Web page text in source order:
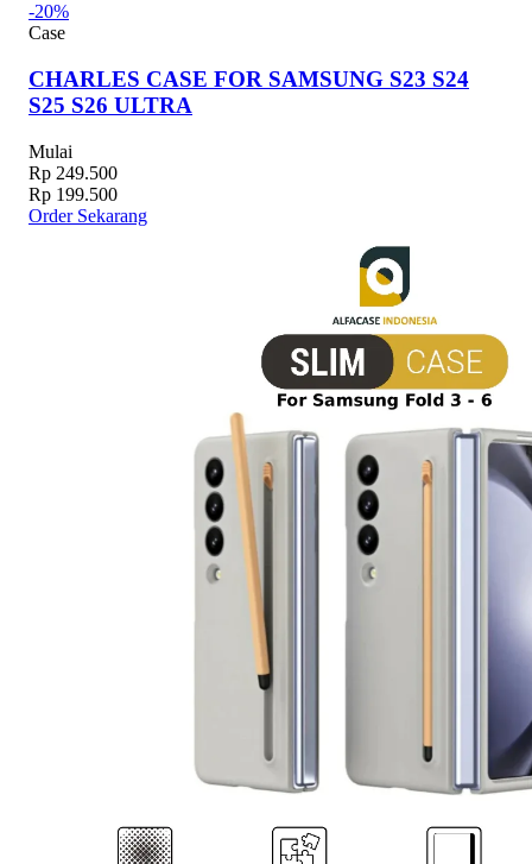
-20%
Case
CHARLES CASE FOR SAMSUNG S23 S24
S25 S26 ULTRA
Mulai
Rp 249.500
Rp 199.500
Order Sekarang